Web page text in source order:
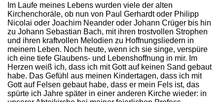
Im Laufe meines Lebens wurden viele der alten
Kirchenchoräle, ob nun von Paul Gerhardt oder Philipp
Nicolai oder Joachim Neander oder Johann Crüger bis hin
zu Johann Sebastian Bach, mit ihren trostvollen Strophen
und ihren kraftvollen Melodien zu Hoffnungsliedern in
meinem Leben. Noch heute, wenn ich sie singe, verspüre
ich eine tiefe Glaubens- und Lebenshoffnung in mir. Im
Herzen weiß ich, dass ich mit Gott auf keinen Sand gebaut
habe. Das Gefühl aus meinen Kindertagen, dass ich mit
Gott auf Felsen gebaut habe, dass er mein Fels ist, das
spürte ich Jahre später in einer anderen Kirche wieder: in